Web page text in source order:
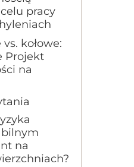
pracy
kołowe:
Projekt
na
na